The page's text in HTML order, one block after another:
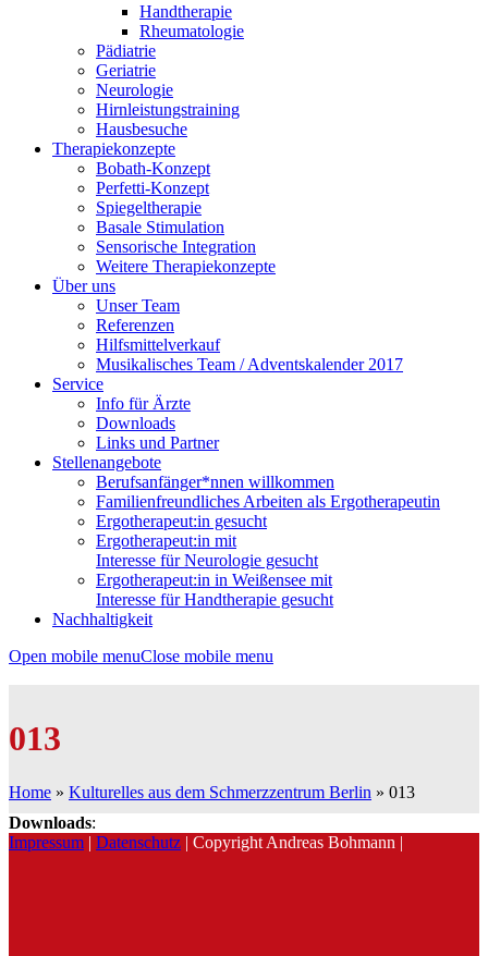
Handtherapie
Rheumatologie
Pädiatrie
Geriatrie
Neurologie
Hirnleistungstraining
Hausbesuche
Therapiekonzepte
Bobath-Konzept
Perfetti-Konzept
Spiegeltherapie
Basale Stimulation
Sensorische Integration
Weitere Therapiekonzepte
Über uns
Unser Team
Referenzen
Hilfsmittelverkauf
Musikalisches Team / Adventskalender 2017
Service
Info für Ärzte
Downloads
Links und Partner
Stellenangebote
Berufsanfänger*nnen willkommen
Familienfreundliches Arbeiten als Ergotherapeutin
Ergotherapeut:in gesucht
Ergotherapeut:in mit
Interesse für Neurologie gesucht
Ergotherapeut:in in Weißensee mit
Interesse für Handtherapie gesucht
Nachhaltigkeit
Open mobile menuClose mobile menu
013
Home » Kulturelles aus dem Schmerzzentrum Berlin » 013
Downloads:
Impressum | Datenschutz | Copyright Andreas Bohmann |